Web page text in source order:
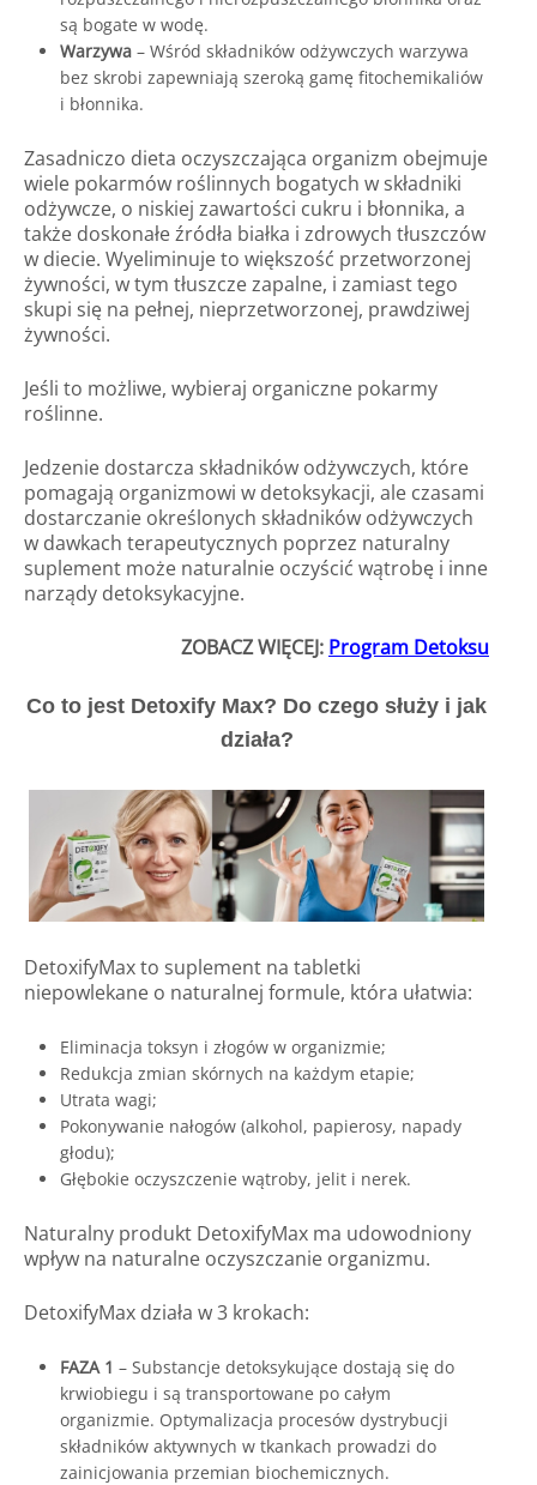
są bogate w wodę.
Warzywa – Wśród składników odżywczych warzywa
bez skrobi zapewniają szeroką gamę fitochemikaliów
i błonnika.
Zasadniczo dieta oczyszczająca organizm obejmuje
wiele pokarmów roślinnych bogatych w składniki
odżywcze, o niskiej zawartości cukru i błonnika, a
także doskonałe źródła białka i zdrowych tłuszczów
w diecie. Wyeliminuje to większość przetworzonej
żywności, w tym tłuszcze zapalne, i zamiast tego
skupi się na pełnej, nieprzetworzonej, prawdziwej
żywności.
Jeśli to możliwe, wybieraj organiczne pokarmy
roślinne.
Jedzenie dostarcza składników odżywczych, które
pomagają organizmowi w detoksykacji, ale czasami
dostarczanie określonych składników odżywczych
w dawkach terapeutycznych poprzez naturalny
suplement może naturalnie oczyścić wątrobę i inne
narządy detoksykacyjne.
ZOBACZ WIĘCEJ: Program Detoksu
Co to jest Detoxify Max? Do czego służy i jak
działa?
DetoxifyMax to suplement na tabletki
niepowlekane o naturalnej formule, która ułatwia:
Eliminacja toksyn i złogów w organizmie;
Redukcja zmian skórnych na każdym etapie;
Utrata wagi;
Pokonywanie nałogów (alkohol, papierosy, napady
głodu);
Głębokie oczyszczenie wątroby, jelit i nerek.
Naturalny produkt DetoxifyMax ma udowodniony
wpływ na naturalne oczyszczanie organizmu.
DetoxifyMax działa w 3 krokach:
FAZA 1 – Substancje detoksykujące dostają się do
krwiobiegu i są transportowane po całym
organizmie. Optymalizacja procesów dystrybucji
składników aktywnych w tkankach prowadzi do
zainicjowania przemian biochemicznych.